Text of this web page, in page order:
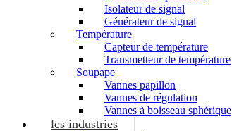
Isolateur de signal
Générateur de signal
Température
Capteur de température
Transmetteur de température
Soupape
Vannes papillon
Vannes de régulation
Vannes à boisseau sphérique
les industries